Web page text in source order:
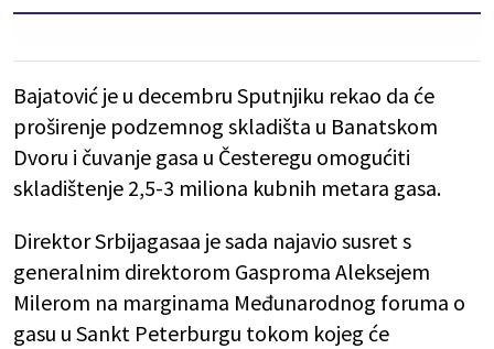
Bajatović je u decembru Sputnjiku rekao da će
proširenje podzemnog skladišta u Banatskom
Dvoru i čuvanje gasa u Česteregu omogućiti
skladištenje 2,5-3 miliona kubnih metara gasa.
Direktor Srbijagasaa je sada najavio susret s
generalnim direktorom Gasproma Aleksejem
Milerom na marginama Međunarodnog foruma o
gasu u Sankt Peterburgu tokom kojeg će